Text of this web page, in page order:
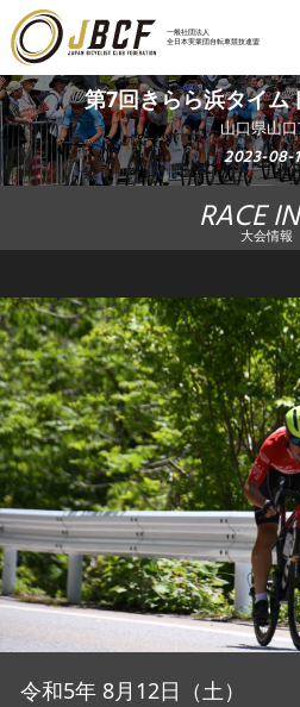
一般社団法人
全日本実業団自転車競技連盟
ニュ
レース
ランキ
チーム
競技ガ
加盟・
エント
JBCF ROAD
第7回きらら浜タイム
山口県山
2023-08-
RACE
大会情報
令和5年 8月12日（土）